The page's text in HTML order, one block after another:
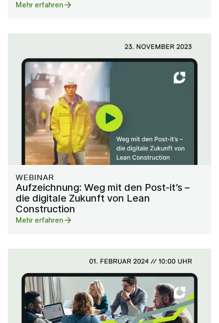
Mehr erfahren
WEBINAR
Aufzeichnung: Weg mit den Post-it’s –
die digitale Zukunft von Lean
Construction
Mehr erfahren